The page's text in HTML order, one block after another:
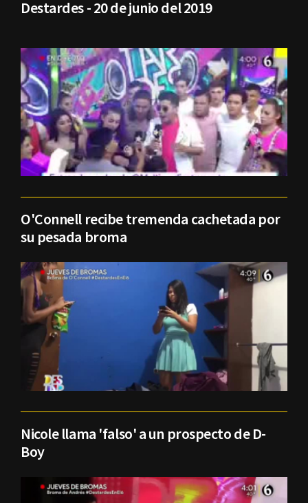
Destardes - 20 de junio del 2019
O'Connell recibe tremenda cachetada por
su pesada broma
Nicole llama 'falso' a un prospecto de D-
Boy